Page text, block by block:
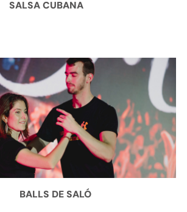
SALSA CUBANA
BALLS DE SALÓ